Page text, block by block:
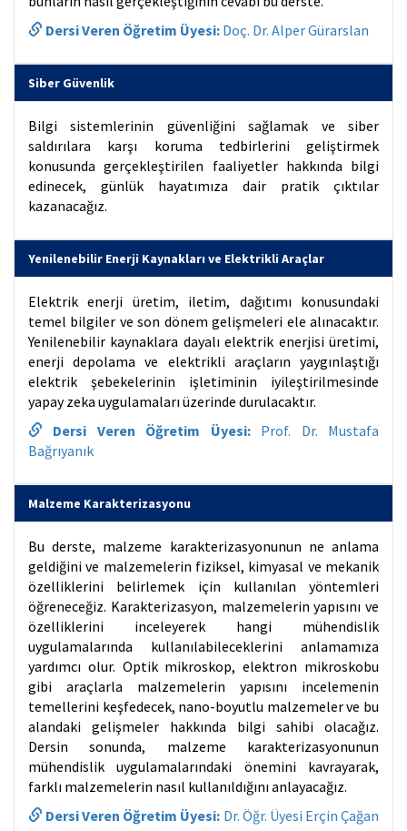
Dersi Veren Öğretim Üyesi: Doç. Dr. Alper Gürarslan
Siber Güvenlik
Bilgi sistemlerinin güvenliğini sağlamak ve siber
saldırılara karşı koruma tedbirlerini geliştirmek
konusunda gerçekleştirilen faaliyetler hakkında bilgi
edinecek, günlük hayatımıza dair pratik çıktılar
kazanacağız.
Yenilenebilir Enerji Kaynakları ve Elektrikli Araçlar
Elektrik enerji üretim, iletim, dağıtımı konusundaki
temel bilgiler ve son dönem gelişmeleri ele alınacaktır.
Yenilenebilir kaynaklara dayalı elektrik enerjisi üretimi,
enerji depolama ve elektrikli araçların yaygınlaştığı
elektrik şebekelerinin işletiminin iyileştirilmesinde
yapay zeka uygulamaları üzerinde durulacaktır.
Dersi Veren Öğretim Üyesi:Prof. Dr. Mustafa
Bağrıyanık
Malzeme Karakterizasyonu
Bu derste, malzeme karakterizasyonunun ne anlama
geldiğini ve malzemelerin fiziksel, kimyasal ve mekanik
özelliklerini belirlemek için kullanılan yöntemleri
öğreneceğiz. Karakterizasyon, malzemelerin yapısını ve
özelliklerini inceleyerek hangi mühendislik
uygulamalarında kullanılabileceklerini anlamamıza
yardımcı olur. Optik mikroskop, elektron mikroskobu
gibi araçlarla malzemelerin yapısını incelemenin
temellerini keşfedecek, nano-boyutlu malzemeler ve bu
alandaki gelişmeler hakkında bilgi sahibi olacağız.
Dersin sonunda, malzeme karakterizasyonunun
mühendislik uygulamalarındaki önemini kavrayarak,
farklı malzemelerin nasıl kullanıldığını anlayacağız.
Dersi Veren Öğretim Üyesi: Dr. Öğr. Üyesi Erçin Çağan